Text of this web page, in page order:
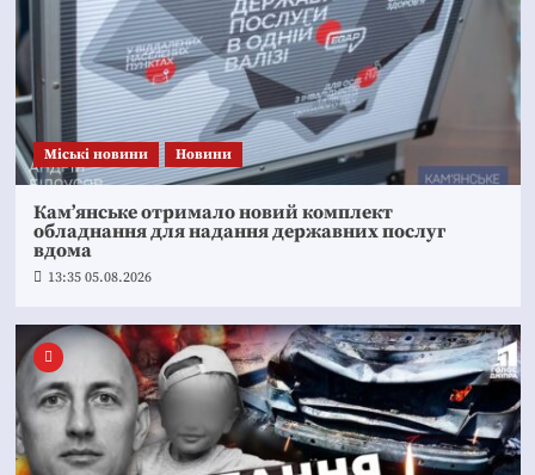
Mіські новини Новини
Кам’янське отримало новий комплект
обладнання для надання державних послуг
вдома
13:35 05.08.2026